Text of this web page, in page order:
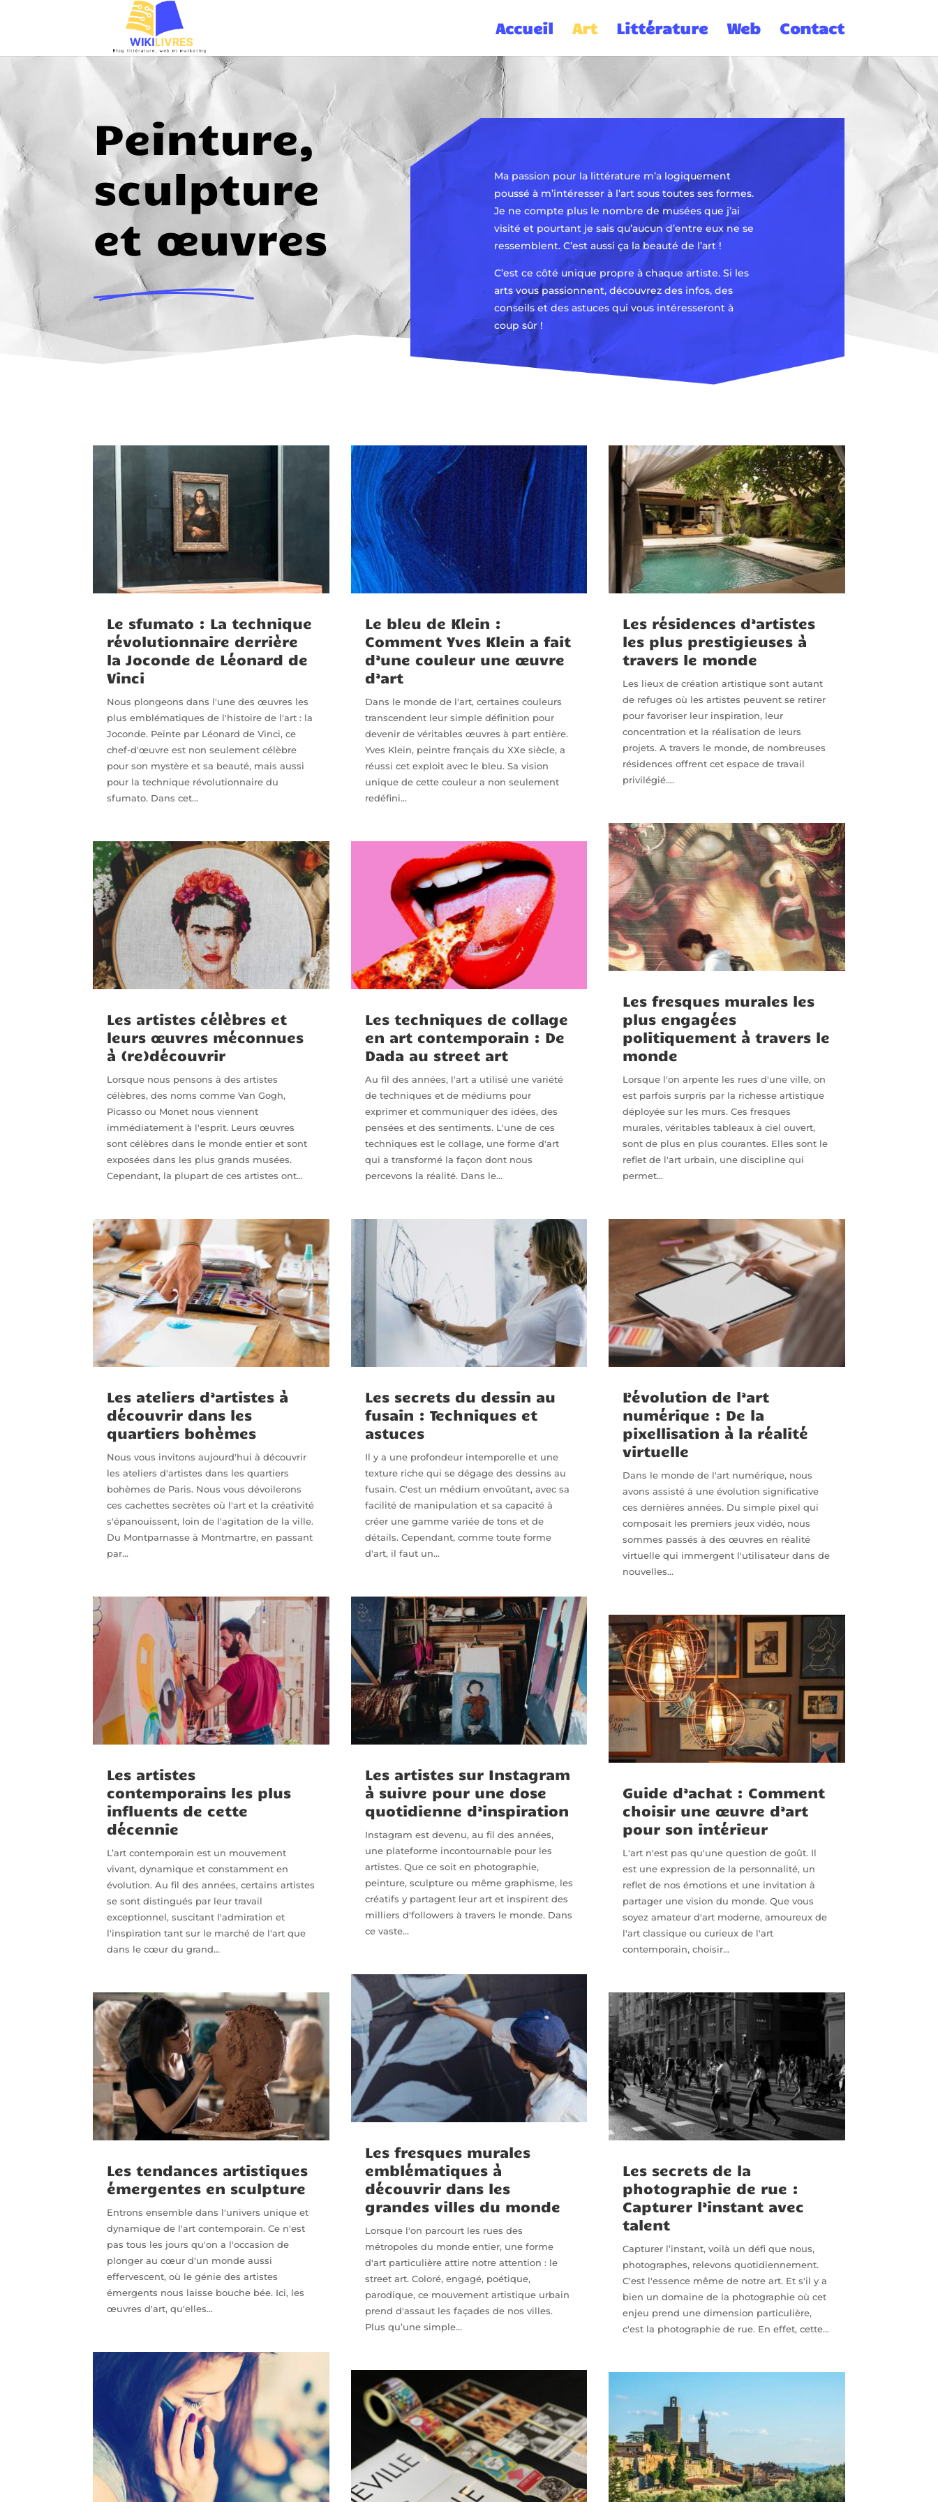
Accueil Art Littérature Web Contact
Peinture,
sculpture
et œuvres
Ma passion pour la littérature m’a logiquement
poussé à m’intéresser à l’art sous toutes ses formes.
Je ne compte plus le nombre de musées que j’ai
visité et pourtant je sais qu’aucun d’entre eux ne se
ressemblent. C’est aussi ça la beauté de l’art !
C’est ce côté unique propre à chaque artiste. Si les
arts vous passionnent, découvrez des infos, des
conseils et des astuces qui vous intéresseront à
coup sûr !
Le sfumato : La technique
révolutionnaire derrière
la Joconde de Léonard de
Vinci
Nous plongeons dans l'une des œuvres les
plus emblématiques de l'histoire de l'art : la
Joconde. Peinte par Léonard de Vinci, ce
chef-d'œuvre est non seulement célèbre
pour son mystère et sa beauté, mais aussi
pour la technique révolutionnaire du
sfumato. Dans cet...
Les artistes célèbres et
leurs œuvres méconnues
à (re)découvrir
Lorsque nous pensons à des artistes
célèbres, des noms comme Van Gogh,
Picasso ou Monet nous viennent
immédiatement à l'esprit. Leurs œuvres
sont célèbres dans le monde entier et sont
exposées dans les plus grands musées.
Cependant, la plupart de ces artistes ont...
Les ateliers d’artistes à
découvrir dans les
quartiers bohèmes
Nous vous invitons aujourd'hui à découvrir
les ateliers d'artistes dans les quartiers
bohèmes de Paris. Nous vous dévoilerons
ces cachettes secrètes où l'art et la créativité
s'épanouissent, loin de l'agitation de la ville.
Du Montparnasse à Montmartre, en passant
par...
Les artistes
contemporains les plus
influents de cette
décennie
L’art contemporain est un mouvement
vivant, dynamique et constamment en
évolution. Au fil des années, certains artistes
se sont distingués par leur travail
exceptionnel, suscitant l'admiration et
l'inspiration tant sur le marché de l'art que
dans le cœur du grand...
Les tendances artistiques
émergentes en sculpture
Entrons ensemble dans l'univers unique et
dynamique de l'art contemporain. Ce n'est
pas tous les jours qu'on a l'occasion de
plonger au cœur d'un monde aussi
effervescent, où le génie des artistes
émergents nous laisse bouche bée. Ici, les
œuvres d'art, qu'elles...
Le bleu de Klein :
Comment Yves Klein a fait
d’une couleur une œuvre
d’art
Dans le monde de l'art, certaines couleurs
transcendent leur simple définition pour
devenir de véritables œuvres à part entière.
Yves Klein, peintre français du XXe siècle, a
réussi cet exploit avec le bleu. Sa vision
unique de cette couleur a non seulement
redéfini...
Les techniques de collage
en art contemporain : De
Dada au street art
Au fil des années, l'art a utilisé une variété
de techniques et de médiums pour
exprimer et communiquer des idées, des
pensées et des sentiments. L'une de ces
techniques est le collage, une forme d'art
qui a transformé la façon dont nous
percevons la réalité. Dans le...
Les secrets du dessin au
fusain : Techniques et
astuces
Il y a une profondeur intemporelle et une
texture riche qui se dégage des dessins au
fusain. C'est un médium envoûtant, avec sa
facilité de manipulation et sa capacité à
créer une gamme variée de tons et de
détails. Cependant, comme toute forme
d'art, il faut un...
Les artistes sur Instagram
à suivre pour une dose
quotidienne d’inspiration
Instagram est devenu, au fil des années,
une plateforme incontournable pour les
artistes. Que ce soit en photographie,
peinture, sculpture ou même graphisme, les
créatifs y partagent leur art et inspirent des
milliers d'followers à travers le monde. Dans
ce vaste...
Les fresques murales
emblématiques à
découvrir dans les
grandes villes du monde
Lorsque l'on parcourt les rues des
métropoles du monde entier, une forme
d'art particulière attire notre attention : le
street art. Coloré, engagé, poétique,
parodique, ce mouvement artistique urbain
prend d'assaut les façades de nos villes.
Plus qu’une simple...
Les résidences d’artistes
les plus prestigieuses à
travers le monde
Les lieux de création artistique sont autant
de refuges où les artistes peuvent se retirer
pour favoriser leur inspiration, leur
concentration et la réalisation de leurs
projets. A travers le monde, de nombreuses
résidences offrent cet espace de travail
privilégié....
Les fresques murales les
plus engagées
politiquement à travers le
monde
Lorsque l'on arpente les rues d'une ville, on
est parfois surpris par la richesse artistique
déployée sur les murs. Ces fresques
murales, véritables tableaux à ciel ouvert,
sont de plus en plus courantes. Elles sont le
reflet de l'art urbain, une discipline qui
permet...
L’évolution de l’art
numérique : De la
pixellisation à la réalité
virtuelle
Dans le monde de l'art numérique, nous
avons assisté à une évolution significative
ces dernières années. Du simple pixel qui
composait les premiers jeux vidéo, nous
sommes passés à des œuvres en réalité
virtuelle qui immergent l'utilisateur dans de
nouvelles...
Guide d’achat : Comment
choisir une œuvre d’art
pour son intérieur
L'art n'est pas qu'une question de goût. Il
est une expression de la personnalité, un
reflet de nos émotions et une invitation à
partager une vision du monde. Que vous
soyez amateur d'art moderne, amoureux de
l'art classique ou curieux de l'art
contemporain, choisir...
Les secrets de la
photographie de rue :
Capturer l’instant avec
talent
Capturer l’instant, voilà un défi que nous,
photographes, relevons quotidiennement.
C'est l'essence même de notre art. Et s'il y a
bien un domaine de la photographie où cet
enjeu prend une dimension particulière,
c'est la photographie de rue. En effet, cette...